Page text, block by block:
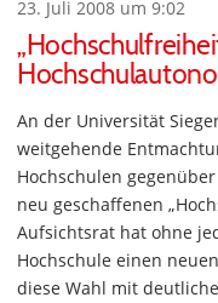
23. Juli 2008 um 9:02
An der Universität
weitgehende
Hochschulen
neu geschaffenen
Aufsichtsrat hat ohne
Hochschule einen
diese Wahl mit